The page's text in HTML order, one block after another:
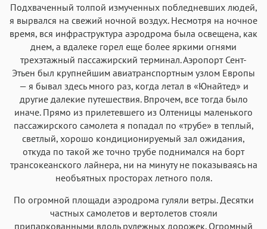
Подхваченный толпой измученных побледневших людей,
я вырвался на свежий ночной воздух. Несмотря на ночное
время, вся инфраструктура аэродрома была освещена, как
днем, а вдалеке горел еще более яркими огнями
трехэтажный пассажирский терминал. Аэропорт Сент-
Этьен был крупнейшим авиатранспортным узлом Европы
— я бывал здесь много раз, когда летал в «Юнайтед» и
другие далекие путешествия. Впрочем, все тогда было
иначе. Прямо из прилетевшего из Олтеницы маленького
пассажирского самолета я попадал по «трубе» в теплый,
светлый, хорошо кондиционируемый зал ожидания,
откуда по такой же точно трубе поднимался на борт
трансокеанского лайнера, ни на минуту не показываясь на
необъятных просторах летного поля.
По огромной площади аэродрома гуляли ветры. Десятки
частных самолетов и вертолетов стояли
припаркованными вдоль рулежных дорожек. Огромный